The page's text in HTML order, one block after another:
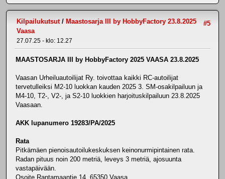
#5
Kilpailukutsut/ Maastosarja III by HobbyFactory 23.8.2025
Vaasa
27.07.25 - klo: 12.27
MAASTOSARJA III by HobbyFactory 2025 VAASA 23.8.2025
Vaasan Urheiluautoilijat Ry. toivottaa kaikki RC-autoilijat
tervetulleiksi M2-10 luokkan kauden 2025 3. SM-osakilpailuun ja
M4-10, T2-, V2-, ja S2-10 luokkien harjoituskilpailuun 23.8.2025
Vaasaan.
AKK lupanumero 19283/PA/2025
Rata
Pitkämäen pienoisautoilukeskuksen keinonurmipintainen rata.
Radan pituus noin 200 metriä, leveys 3 metriä, ajosuunta
vastapäivään.
Osoite Rantamaantie 14, 65350 Vaasa.